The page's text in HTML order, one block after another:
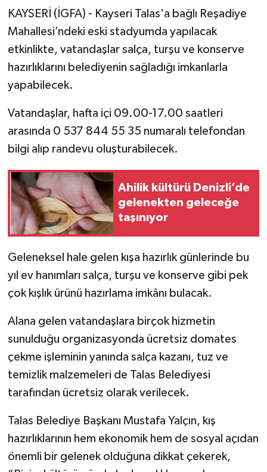
KAYSERİ (İGFA) - Kayseri Talas'a bağlı Reşadiye
Mahallesi’ndeki eski stadyumda yapılacak
etkinlikte, vatandaşlar salça, turşu ve konserve
hazırlıklarını belediyenin sağladığı imkanlarla
yapabilecek.
Vatandaşlar, hafta içi 09.00-17.00 saatleri
arasında 0 537 844 55 35 numaralı telefondan
bilgi alıp randevu oluşturabilecek.
Ahilik kültürü Denizli’de
gelenekten geleceğe
taşınıyor
Geleneksel hale gelen kışa hazırlık günlerinde bu
yıl ev hanımları salça, turşu ve konserve gibi pek
çok kışlık ürünü hazırlama imkânı bulacak.
Alana gelen vatandaşlara birçok hizmetin
sunulduğu organizasyonda ücretsiz domates
çekme işleminin yanında salça kazanı, tuz ve
temizlik malzemeleri de Talas Belediyesi
tarafından ücretsiz olarak verilecek.
Talas Belediye Başkanı Mustafa Yalçın, kış
hazırlıklarının hem ekonomik hem de sosyal açıdan
önemli bir gelenek olduğuna dikkat çekerek,